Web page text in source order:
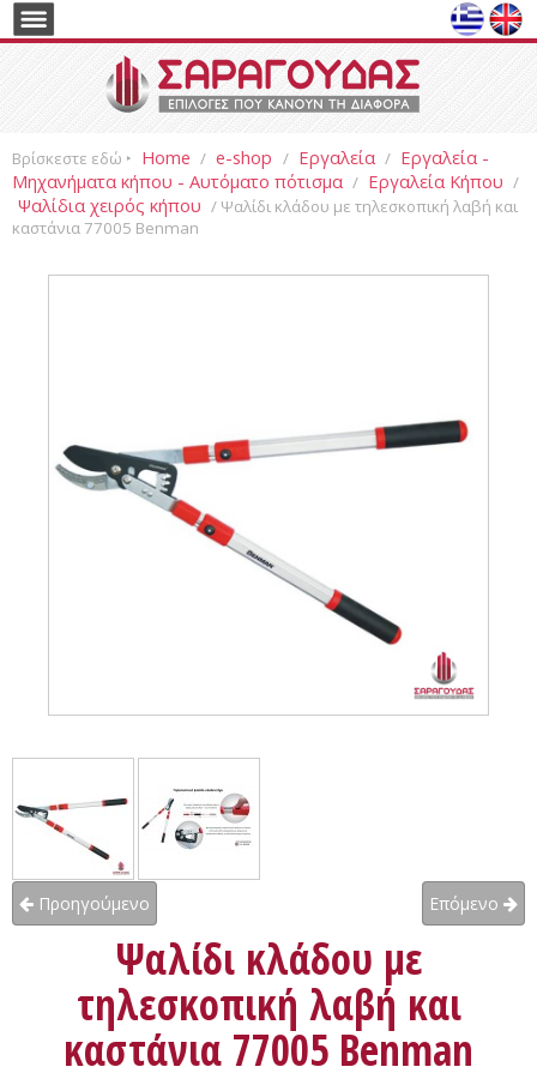
Βρίσκεστε εδώ ‣ Home / e-shop / Εργαλεία / Εργαλεία -
Μηχανήματα κήπου - Αυτόματο πότισμα / Εργαλεία Κήπου /
Ψαλίδια χειρός κήπου / Ψαλίδι κλάδου με τηλεσκοπική λαβή και
καστάνια 77005 Benman
Προηγούμενο Επόμενο
Ψαλίδι κλάδου με
τηλεσκοπική λαβή και
καστάνια 77005 Benman